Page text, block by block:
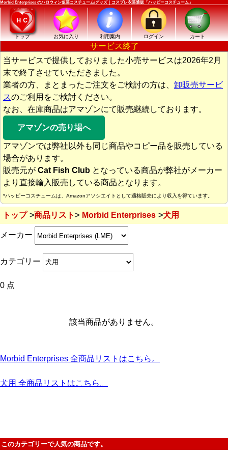
Morbid Enterprises のハロウィン仮装コスチューム/グッズ｜コスプレ衣装通販「ハッピーコスチューム」
トップ お気に入り 利用案内 ログイン カート
サービス終了
当サービスで提供しておりました小売サービスは2026年2月
末で終了させていただきました。
業者の方、まとまったご注文をご検討の方は、 卸販売サービ
スのご利用をご検討ください。
なお、在庫商品はアマゾンにて販売継続しております。
アマゾンの売り場へ
アマゾンでは弊社以外も同じ商品やコピー品を販売している
場合があります。
販売元が Cat Fish Club となっている商品が弊社がメーカー
より直接輸入販売している商品となります。
*ハッピーコスチュームは、Amazonアソシエイトとして適格販売により収入を得ています。
トップ 商品リスト Morbid Enterprises 犬用
メーカー
カテゴリー
0 点
該当商品がありません。
Morbid Enterprises 全商品リストはこちら。
犬用 全商品リストはこちら。
このカテゴリーで人気の商品です。